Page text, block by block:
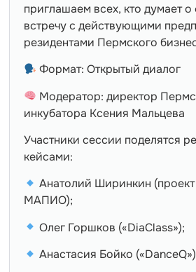
приглашаем всех, кто думает о
встречу с действующими
резидентами Пермского
Формат: Открытый диалог
Модератор: директор
инкубатора Ксения Мальцева
Участники сессии поделятся
кейсами:
Анатолий Ширинкин
МАПИО);
Олег Горшков («DiaClass»);
Анастасия Бойко